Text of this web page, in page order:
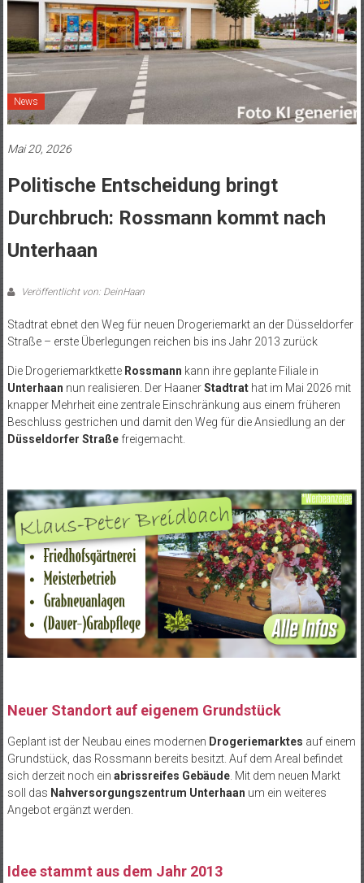
News
Mai 20, 2026
Politische Entscheidung bringt
Durchbruch: Rossmann kommt nach
Unterhaan
Veröffentlicht von: DeinHaan
Stadtrat ebnet den Weg für neuen Drogeriemarkt an der Düsseldorfer
Straße – erste Überlegungen reichen bis ins Jahr 2013 zurück
Die Drogeriemarktkette Rossmann kann ihre geplante Filiale in
Unterhaan nun realisieren. Der HaanerStadtrathat im Mai 2026 mit
knapper Mehrheit eine zentrale Einschränkung aus einem früheren
Beschluss gestrichen und damit den Weg für die Ansiedlung an der
Düsseldorfer Straßefreigemacht.
Neuer Standort auf eigenem Grundstück
Geplant ist der Neubau eines modernen Drogeriemarktes auf einem
Grundstück, das Rossmann bereits besitzt. Auf dem Areal befindet
sich derzeit noch ein abrissreifes Gebäude. Mit dem neuen Markt
soll das Nahversorgungszentrum Unterhaan um ein weiteres
Angebot ergänzt werden.
Idee stammt aus dem Jahr 2013